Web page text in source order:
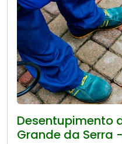
Desentupimento
Grande da Serra